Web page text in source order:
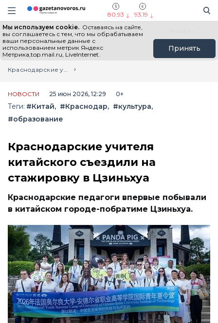
Информационный портал "ГазетаНоворос.ру"
Навигация сайта
80,93 93,19
Мы используем cookie. Оставаясь на сайте,
вы соглашаетесь с тем, что мы обрабатываем
ваши персональные данные с
использованием метрик Яндекс
Метрика,top.mail.ru, LiveInternet.
Принять
Все новости Новости России
Главная
Лента новостей
Краснодарские учителя китайского съездили на стажировку в Цзиньхуа
НОВОСТИ 25 июн 2026, 12:29 0+
Теги: #Китай #Краснодар
#культура
#образование
Краснодарские учителя
китайского съездили на
стажировку в Цзиньхуа
Краснодарские педагоги впервые побывали
в китайском городе-побратиме Цзиньхуа.